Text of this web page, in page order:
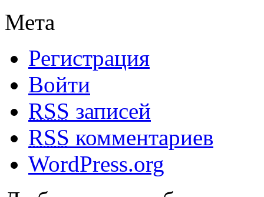
Мета
Регистрация
Войти
RSS записей
RSS комментариев
WordPress.org